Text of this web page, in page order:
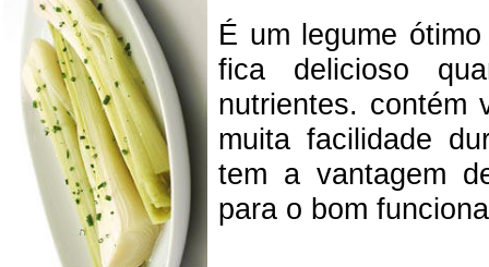
É um legume
fica delicioso
nutrientes. contém
muita facilidade
tem a vantagem
para o bom